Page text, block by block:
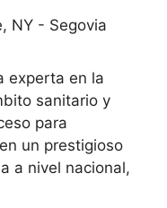
NY - Segovia
experta en la
sanitario y
para
un prestigioso
a nivel nacional,